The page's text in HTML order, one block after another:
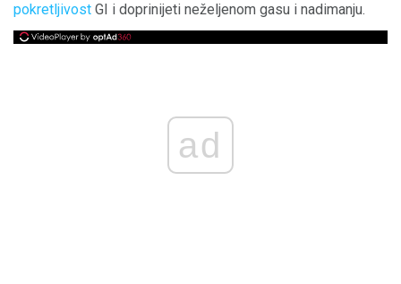
pokretljivost GI i doprinijeti neželjenom gasu i nadimanju.
ad